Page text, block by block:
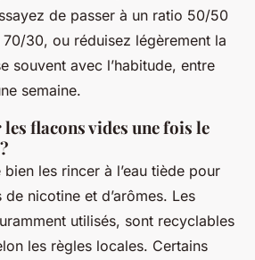
de passer à un ratio 50/50
30, ou réduisez légèrement la
souvent avec l’habitude, entre
semaine.
flacons vides une fois le
les rincer à l’eau tiède pour
nicotine et d’arômes. Les
utilisés, sont recyclables
les règles locales. Certains